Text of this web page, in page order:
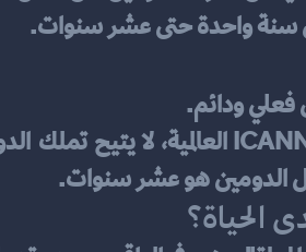
سنة واحدة حتى عشر سنوات.
فعلي ودائم.
الدومين هو عشر سنوات.
الحياة؟